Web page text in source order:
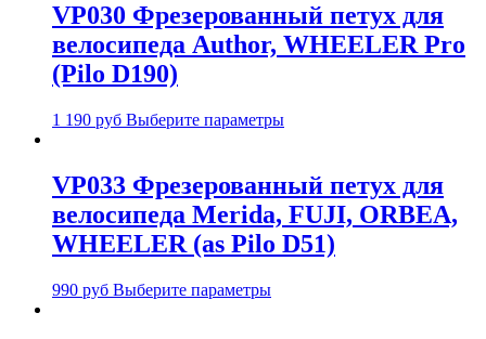
VP030 Фрезерованный петух для
велосипеда Author, WHEELER Pro
(Pilo D190)
1 190 руб Выберите параметры
VP033 Фрезерованный петух для
велосипеда Merida, FUJI, ORBEA,
WHEELER (as Pilo D51)
990 руб Выберите параметры